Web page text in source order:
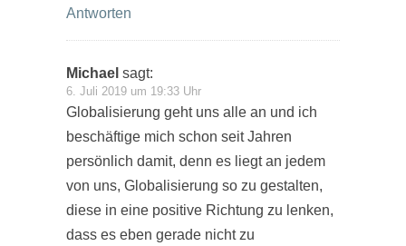
Antworten
Michael sagt:
6. Juli 2019 um 19:33 Uhr
Globalisierung geht uns alle an und ich
beschäftige mich schon seit Jahren
persönlich damit, denn es liegt an jedem
von uns, Globalisierung so zu gestalten,
diese in eine positive Richtung zu lenken,
dass es eben gerade nicht zu